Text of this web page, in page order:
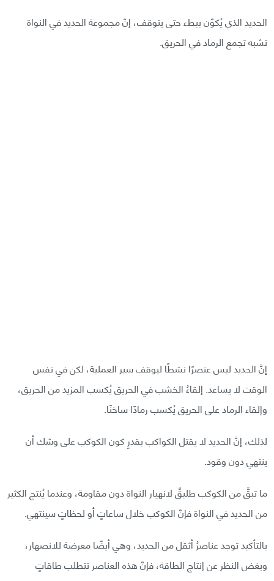
الحديد الذي يُكوَّن ببطء حتى يتوقف، إنَّ مجموعة الحديد في النواة
تشبه تجمع الرماد في الحريق.
إنَّ الحديد ليس عنصرًا نشطًا ليوقف سير العملية، لكن في نفس
الوقت لا يساعد. إلقاءُ الخشب في الحريق يُكسب المزيد من الحريق،
وإلقاء الرماد على الحريق يُكسب رمادًا ساخنًا.
لذلك، إنَّ الحديد لا يقتل الكواكب بقدرِ كون الكوكب على وشك أن
ينتهي دون وقود.
ما تبقَّ من الكوكب طليقٌ لانهيار النواة دون مقاومة، وعندما يُنتج الكثير
من الحديد في النواة فإنَّ الكوكب خلال ساعاتٍ أو لحظاتٍ سينتهي.
بالتأكيد توجد عناصرُ أثقل من الحديد، وهي أيضًا معرضة للانصهار،
وبغض النظر عن إنتاج الطاقة، فإنَّ هذه العناصر تتطلب طاقاتٍ